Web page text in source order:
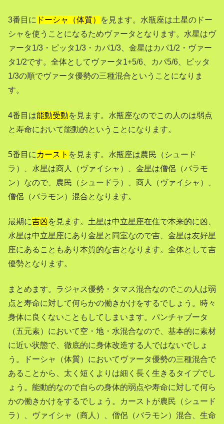
3番目に ドーシャ（体質）
を見ます。水瓶座は土星のドー
シャを使うことになるためヴァータとなります。水星はヴ
ァータ1/3・ピッタ1/3・カパ1/3、金星はカパ1/2・ヴァー
タ1/2です。全体としてヴァータ1+5/6、カパ5/6、ピッタ
1/3の順でヴァータ優勢の三種混合ということになりま
す。
4番目は能動受動を見ます。水瓶座なのでこの人のは弱点
と寿命において能動的ということになります。
5番目に カースト を見ます。水瓶座は農民（シュード
ラ）、水星は商人（ヴァイシャ）、金星は僧侶（バラモ
ン）なので、農民（シュードラ）、商人（ヴァイシャ）、
僧侶（バラモン）混合となります。
最期に吉凶を見ます。土星は中立星座在住で本来的に凶、
水星は中立星座にあり金星と同室なので吉、金星は友好星
座にあることもあり本質的な吉となります。全体として吉
優勢となります。
まとめます。ラジャス優勢・タマス混合なのでこの人は弱
点と寿命に対して何らかの働きかけをするでしょう。時々
身体に良くないこともしてしまいます。パンチャブータ
（五元素）において空・地・水混合なので、基本的に素材
に近い状態で、徹底的に身体改造する人ではないでしょ
う。ドーシャ（体質）においてヴァータ優勢の三種混合で
あることから、太く短くよりは細く長く生きるタイプでし
ょう。能動的なので自らの身体的弱点や寿命に対して何ら
かの働きかけをするでしょう。カーストが農民（シュード
ラ）、ヴァイシャ（商人）、僧侶（バラモン）混合、生命